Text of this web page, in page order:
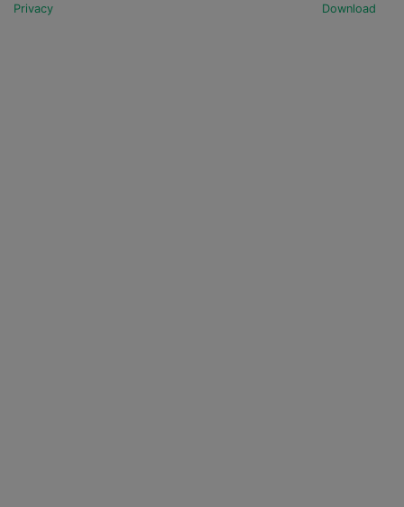
Privacy Download